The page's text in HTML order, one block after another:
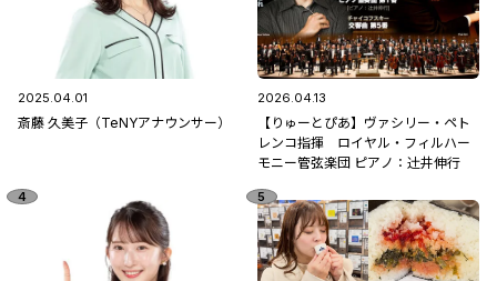
2025.04.01
斎藤 久美子（TeNYアナウンサー）
2026.04.13
【りゅーとぴあ】ヴァシリー・ペト
レンコ指揮 ロイヤル・フィルハー
モニー管弦楽団 ピアノ：辻󠄀井伸行